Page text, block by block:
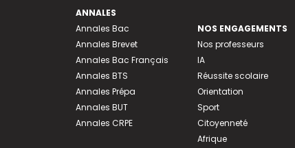
ANNALES
Annales Bac
Annales Brevet
Annales Bac Français
Annales BTS
Annales Prépa
Annales BUT
Annales CRPE
NOS ENGAGEMENTS
Nos professeurs
IA
Réussite scolaire
Orientation
Sport
Citoyenneté
Afrique